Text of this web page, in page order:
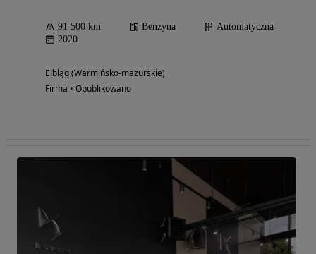
91 500 km Benzyna
Automatyczna
2020
Elbląg (Warmińsko-mazurskie)
Firma • Opublikowano